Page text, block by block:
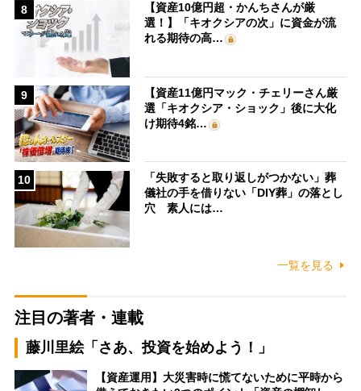
8
【資産10億円超・かんちさんが厳
選！】「キオクシアの次」に資金が流
れる期待の高…
9
【資産11億円マック・チェリーさん厳
選「キオクシア・ショック」後に大化
け期待4銘…
10
「失敗すると取り返しがつかない」葬
儀社の手を借りない「DIY葬」の落とし
穴 素人には…
一覧を見る
注目の著者・連載
藤川里絵「さあ、投資を始めよう！」
【資産運用】大災害時に慌てないために平時から